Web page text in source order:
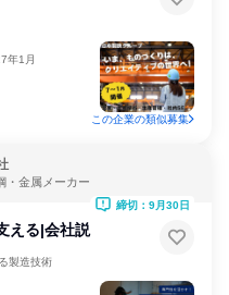
年1月
この企業の類似募集
・金属メーカー
える|会社説
製造技術
締切：9月30日